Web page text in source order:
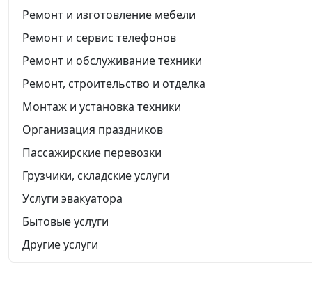
Ремонт и изготовление мебели
Ремонт и сервис телефонов
Ремонт и обслуживание техники
Ремонт, строительство и отделка
Монтаж и установка техники
Организация праздников
Пассажирские перевозки
Грузчики, складские услуги
Услуги эвакуатора
Бытовые услуги
Другие услуги